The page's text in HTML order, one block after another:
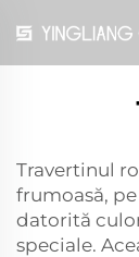
Travertinul
frumoasă,
datorită
speciale.